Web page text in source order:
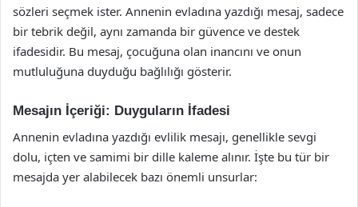
sözleri seçmek ister. Annenin evladına yazdığı mesaj, sadece
bir tebrik değil, aynı zamanda bir güvence ve destek
ifadesidir. Bu mesaj, çocuğuna olan inancını ve onun
mutluluğuna duyduğu bağlılığı gösterir.
Mesajın İçeriği: Duyguların İfadesi
Annenin evladına yazdığı evlilik mesajı, genellikle sevgi
dolu, içten ve samimi bir dille kaleme alınır. İşte bu tür bir
mesajda yer alabilecek bazı önemli unsurlar: